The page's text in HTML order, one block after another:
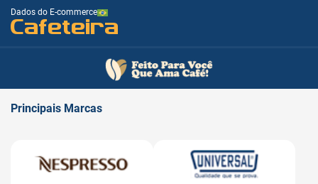
Dados do E-commerce
Cafeteira
Principais Marcas